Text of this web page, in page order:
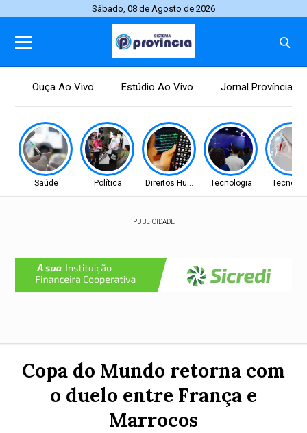
Sábado, 08 de Agosto de 2026
Ouça Ao Vivo Estúdio Ao Vivo Jornal Província
Saúde Política Direitos HumanosTecnologia
PUBLICIDADE
Copa do Mundo retorna com
o duelo entre França e
Marrocos